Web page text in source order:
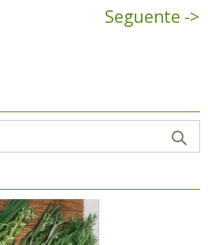
Seguente ->